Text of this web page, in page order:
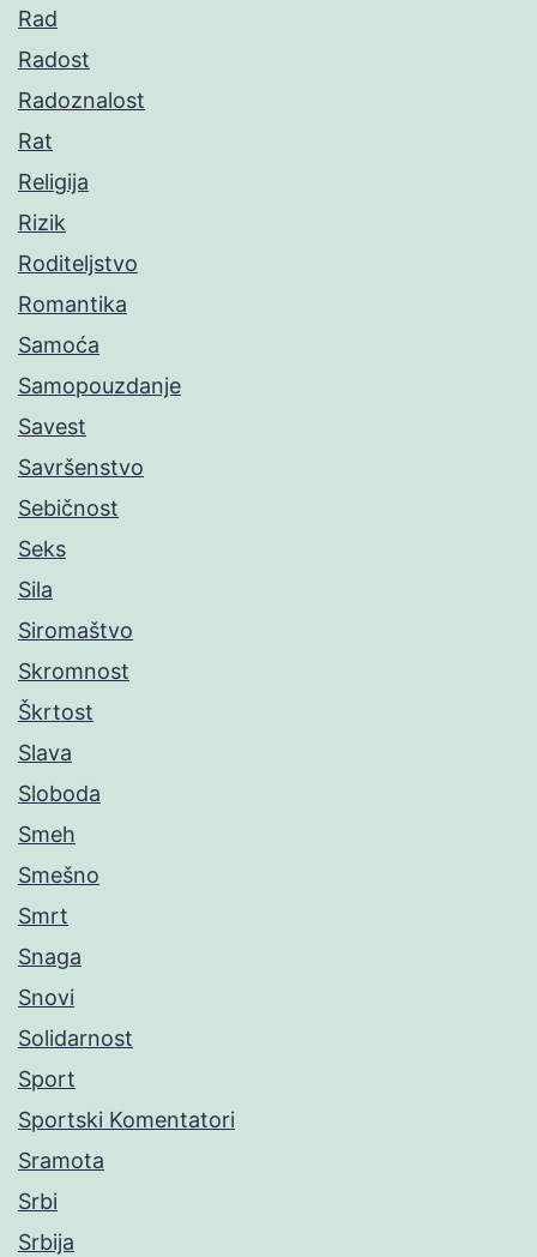
Rad
Radost
Radoznalost
Rat
Religija
Rizik
Roditeljstvo
Romantika
Samoća
Samopouzdanje
Savest
Savršenstvo
Sebičnost
Seks
Sila
Siromaštvo
Skromnost
Škrtost
Slava
Sloboda
Smeh
Smešno
Smrt
Snaga
Snovi
Solidarnost
Sport
Sportski Komentatori
Sramota
Srbi
Srbija